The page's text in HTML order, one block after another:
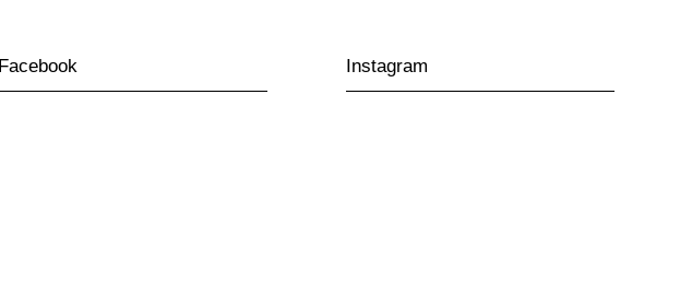
Facebook Instagram